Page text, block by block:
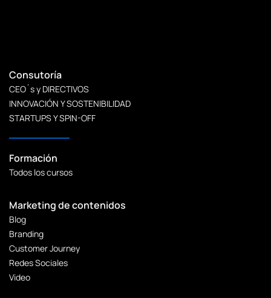
Consutoría
CEO´s y DIRECTIVOS
INNOVACIÓN Y SOSTENIBILIDAD
STARTUPS Y SPIN-OFF
Formación
Todos los cursos
Marketing de contenidos
Blog
Branding
Customer Journey
Redes Sociales
Video